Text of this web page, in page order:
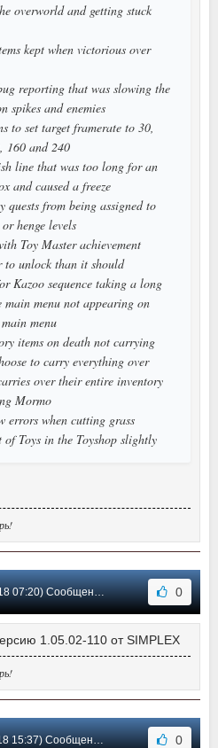
overworld and getting stuck
kept when victorious over
reporting that was slowing the
spikes and enemies
to set target framerate to 30,
160 and 240
line that was too long for an
and caused a freeze
quests from being assigned to
henge levels
Toy Master achievement
to unlock than it should
Kazoo sequence taking a long
main menu not appearing on
menu
items on death not carrying
to carry everything over
over their entire inventory
Mormo
errors when cutting grass
of Toys in the Toyshop slightly
Сообщение #5 0
1.05.02-110 от SIMPLEX
Сообщение #4 0